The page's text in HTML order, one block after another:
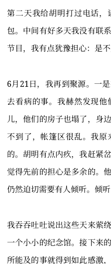
第二天我给胡明打过电话
包。中间有好多天我没有联
节目，我有点犹豫担心：是
6月21日，我再到聚源。一
去看病的事。我赫然发现
儿，他们的房子也塌了，身
不到了，帐篷区很乱。我
的。胡明有点内疚，我赶紧
觉得先前的担心是多余的。
仍然迫切需要有人倾听。倾听
我吞吞吐吐说出这些天来萦
一个小小的纪念馆。接下来
所能及的事就得到如此感激